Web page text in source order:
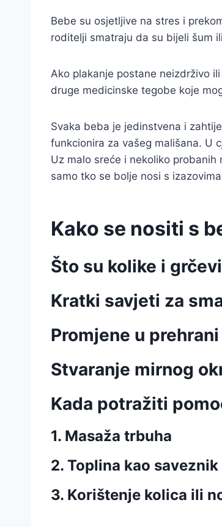
Bebe su osjetljive na stres i
roditelji smatraju da su bijeli šum
Ako plakanje postane neizdrživo
druge medicinske tegobe koje
Svaka beba je jedinstvena i
funkcionira za vašeg mališana. U
Uz malo sreće i nekoliko
samo tko se bolje nosi s
Kako se nositi s
Što su kolike i
Kratki savjeti za
Promjene u prehrani
Stvaranje mirnog
Kada potražiti
1. Masaža trbuha
2. Toplina kao saveznik
3. Korištenje kolica ili